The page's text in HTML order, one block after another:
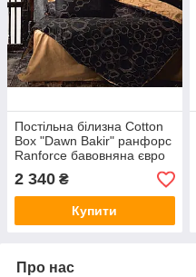
Постільна білизна Cotton
Box "Dawn Bakir" ранфорс
Ranforce бавовняна євро
розміру Туреччина
2 340 ₴
Купити
Про нас